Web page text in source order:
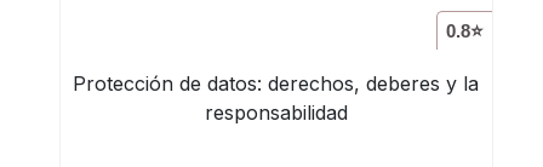
0.8⭐
Protección de datos: derechos, deberes y la
responsabilidad